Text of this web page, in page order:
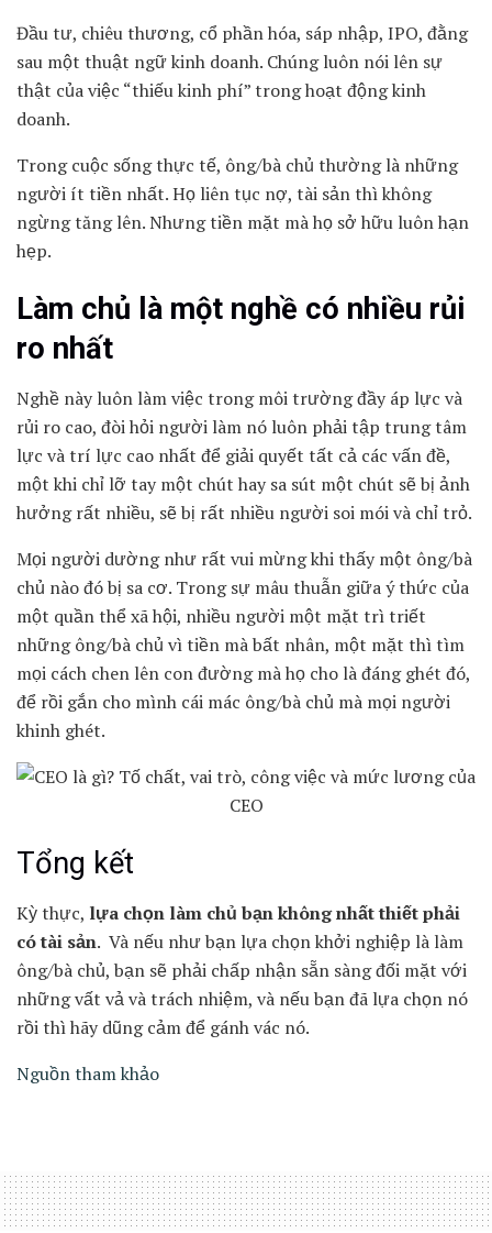
Đầu tư, chiêu thương, cổ phần hóa, sáp nhập, IPO, đằng
sau một thuật ngữ kinh doanh. Chúng luôn nói lên sự
thật của việc “thiếu kinh phí” trong hoạt động kinh
doanh.
Trong cuộc sống thực tế, ông/bà chủ thường là những
người ít tiền nhất. Họ liên tục nợ, tài sản thì không
ngừng tăng lên. Nhưng tiền mặt mà họ sở hữu luôn hạn
hẹp.
Làm chủ là một nghề có nhiều rủi
ro nhất
Nghề này luôn làm việc trong môi trường đầy áp lực và
rủi ro cao, đòi hỏi người làm nó luôn phải tập trung tâm
lực và trí lực cao nhất để giải quyết tất cả các vấn đề,
một khi chỉ lỡ tay một chút hay sa sút một chút sẽ bị ảnh
hưởng rất nhiều, sẽ bị rất nhiều người soi mói và chỉ trỏ.
Mọi người dường như rất vui mừng khi thấy một ông/bà
chủ nào đó bị sa cơ. Trong sự mâu thuẫn giữa ý thức của
một quần thể xã hội, nhiều người một mặt trì triết
những ông/bà chủ vì tiền mà bất nhân, một mặt thì tìm
mọi cách chen lên con đường mà họ cho là đáng ghét đó,
để rồi gắn cho mình cái mác ông/bà chủ mà mọi người
khinh ghét.
Tổng kết
Kỳ thực, lựa chọn làm chủ bạn không nhất thiết phải
có tài sản. Và nếu như bạn lựa chọn khởi nghiệp là làm
ông/bà chủ, bạn sẽ phải chấp nhận sẵn sàng đối mặt với
những vất vả và trách nhiệm, và nếu bạn đã lựa chọn nó
rồi thì hãy dũng cảm để gánh vác nó.
Nguồn tham khảo